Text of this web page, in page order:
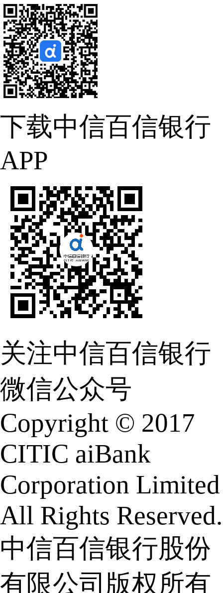
下载中信百信银行
APP
关注中信百信银行
微信公众号
Copyright © 2017
CITIC aiBank
Corporation Limited
All Rights Reserved.
中信百信银行股份
有限公司版权所有